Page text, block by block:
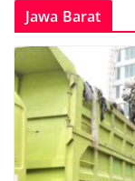
Jawa Barat